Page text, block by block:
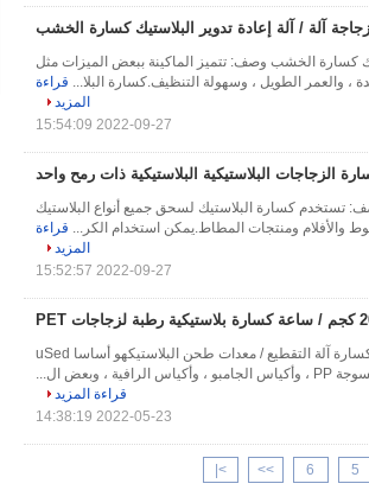
آلة / آلة إعادة تدوير البلاستيك كسارة الخشب
كسارة الخشب وصف: تتميز الماكينة ببعض الميزات مثل
، والعمر الطويل ، وسهولة التنظيف.كسارة البلا... قراءة
المزيد
2022-09-27 15:54:09
الزجاجات البلاستيكية البلاستيكية ذات رمح واحد
تستخدم كسارة البلاستيك لسحق جميع أنواع البلاستيك
والأفلام ومنتجات المطاط.يمكن استخدام الكر... قراءة
المزيد
2022-09-27 15:52:57
قماش كسارة آلة التقطيع / معدات طحن البلاستيك قماش كسارة آلة التقطيع / معدات طحن البلاستيكهو أساسا uSed
قراءة المزيد
2022-05-23 14:38:19
5
6
>>
>|